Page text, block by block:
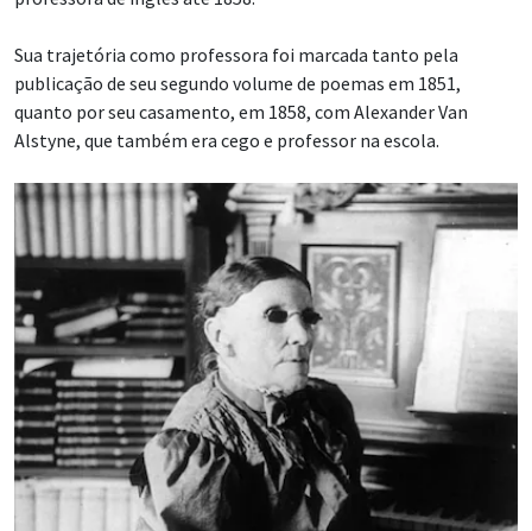
Sua trajetória como professora foi marcada tanto pela
publicação de seu segundo volume de poemas em 1851,
quanto por seu casamento, em 1858, com Alexander Van
Alstyne, que também era cego e professor na escola.